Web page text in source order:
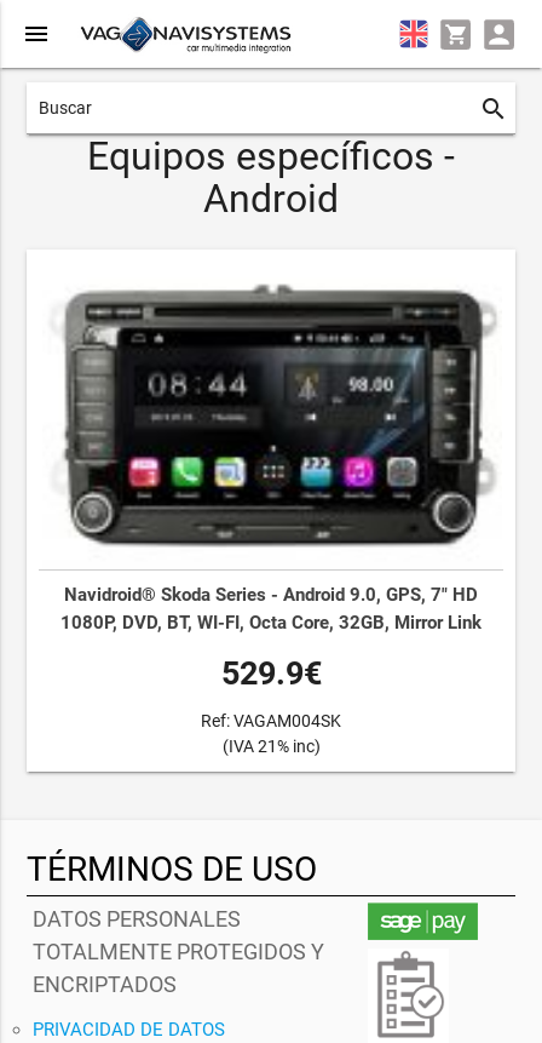
menu
search
Equipos específicos -
Android
Navidroid® Skoda Series - Android 9.0, GPS, 7" HD
1080P, DVD, BT, WI-FI, Octa Core, 32GB, Mirror Link
529.9€
Ref: VAGAM004SK
(IVA 21% inc)
TÉRMINOS DE USO
DATOS PERSONALES
TOTALMENTE PROTEGIDOS Y
ENCRIPTADOS
PRIVACIDAD DE DATOS